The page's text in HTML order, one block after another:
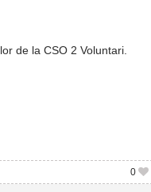
de la CSO 2 Voluntari.
0